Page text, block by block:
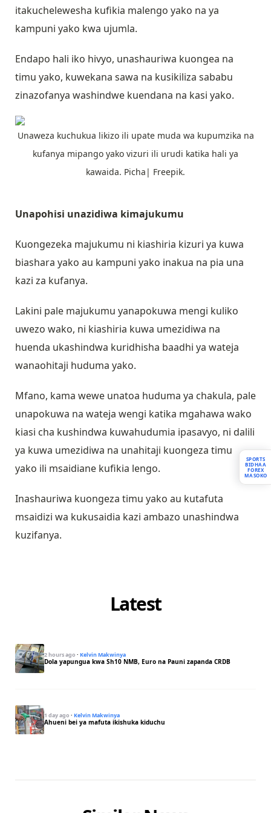
itakuchelewesha kufikia malengo yako na ya
kampuni yako kwa ujumla.
Endapo hali iko hivyo, unashauriwa kuongea na
timu yako, kuwekana sawa na kusikiliza sababu
zinazofanya washindwe kuendana na kasi yako.
Unaweza kuchukua likizo ili upate muda wa kupumzika na
kufanya mipango yako vizuri ili urudi katika hali ya
kawaida. Picha| Freepik.
Unapohisi unazidiwa kimajukumu
Kuongezeka majukumu ni kiashiria kizuri ya kuwa
biashara yako au kampuni yako inakua na pia una
kazi za kufanya.
Lakini pale majukumu yanapokuwa mengi kuliko
uwezo wako, ni kiashiria kuwa umezidiwa na
huenda ukashindwa kuridhisha baadhi ya wateja
wanaohitaji huduma yako.
Mfano, kama wewe unatoa huduma ya chakula, pale
unapokuwa na wateja wengi katika mgahawa wako
kiasi cha kushindwa kuwahudumia ipasavyo, ni dalili
ya kuwa umezidiwa na unahitaji kuongeza timu
yako ili msaidiane kufikia lengo.
Inashauriwa kuongeza timu yako au kutafuta
msaidizi wa kukusaidia kazi ambazo unashindwa
kuzifanya.
Latest
2 hours ago · Kelvin Makwinya
Dola yapungua kwa Sh10 NMB, Euro na Pauni zapanda CRDB
1 day ago · Kelvin Makwinya
Ahueni bei ya mafuta ikishuka kiduchu
SPORTS
BIDHAA
FOREX
MASOKO